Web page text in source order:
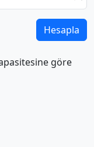
Hesapla
göre